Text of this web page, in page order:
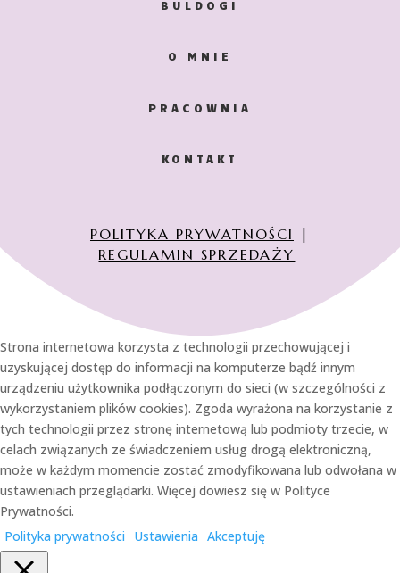
BULDOGI
O MNIE
PRACOWNIA
KONTAKT
POLITYKA PRYWATNOŚCI
REGULAMIN SPRZEDAŻY
Strona internetowa korzysta z technologii przechowującej i
uzyskującej dostęp do informacji na komputerze bądź innym
urządzeniu użytkownika podłączonym do sieci (w szczególności z
wykorzystaniem plików cookies). Zgoda wyrażona na korzystanie z
tych technologii przez stronę internetową lub podmioty trzecie, w
celach związanych ze świadczeniem usług drogą elektroniczną,
może w każdym momencie zostać zmodyfikowana lub odwołana w
ustawieniach przeglądarki. Więcej dowiesz się w Polityce
Prywatności.
Polityka prywatności
Ustawienia Akceptuję